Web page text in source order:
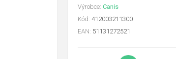
Výrobce: Canis
Kód: 412003211300
EAN: 51131272521